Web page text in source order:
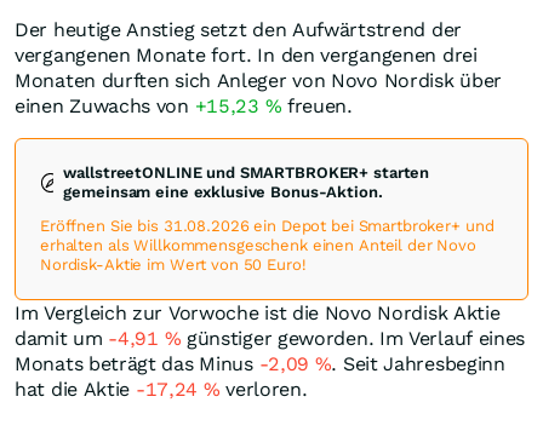
Der heutige Anstieg setzt den Aufwärtstrend der
vergangenen Monate fort. In den vergangenen drei
Monaten durften sich Anleger von Novo Nordisk über
einen Zuwachs von +15,23 % freuen.
wallstreetONLINE und SMARTBROKER+ starten
gemeinsam eine exklusive Bonus-Aktion.
Eröffnen Sie bis 31.08.2026 ein Depot bei Smartbroker+ und
erhalten als Willkommensgeschenk einen Anteil der Novo
Nordisk-Aktie im Wert von 50 Euro!
Im Vergleich zur Vorwoche ist die Novo Nordisk Aktie
damit um -4,91 % günstiger geworden. Im Verlauf eines
Monats beträgt das Minus -2,09 %. Seit Jahresbeginn
hat die Aktie -17,24 % verloren.